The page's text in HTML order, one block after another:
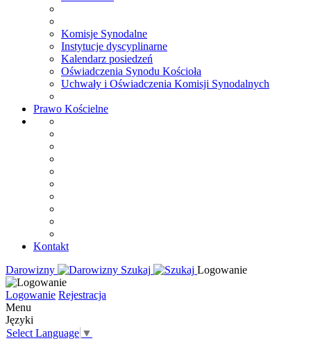
Komisje Synodalne
Instytucje dyscyplinarne
Kalendarz posiedzeń
Oświadczenia Synodu Kościoła
Uchwały i Oświadczenia Komisji Synodalnych
Prawo Kościelne
Kontakt
Darowizny
Szukaj Logowanie
Logowanie Rejestracja
Menu
Języki
Select Language ▼